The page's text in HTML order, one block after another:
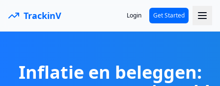
TrackinV Login Get Started
Inflatie en beleggen: